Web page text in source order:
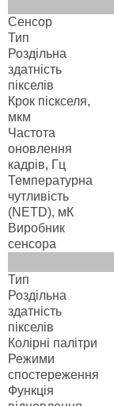
Сенсор
Тип
Роздільна
здатність
пікселів
Крок піскселя,
мкм
Частота
оновлення
кадрів, Гц
Температурна
чутливість
(NETD), мК
Виробник
сенсора
Тип
Роздільна
здатність
пікселів
Колірні палітри
Режими
спостереження
Функція